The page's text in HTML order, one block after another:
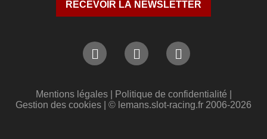
Mentions légales| Politique de confidentialité
Gestion des cookies | © lemans.slot-racing.fr 2006-2026